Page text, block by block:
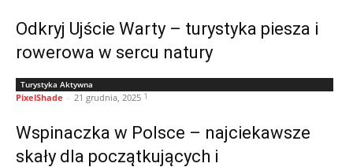
Odkryj Ujście Warty – turystyka piesza i
rowerowa w sercu natury
Turystyka Aktywna
PixelShade - 21 grudnia, 2025 1
Wspinaczka w Polsce – najciekawsze
skały dla początkujących i